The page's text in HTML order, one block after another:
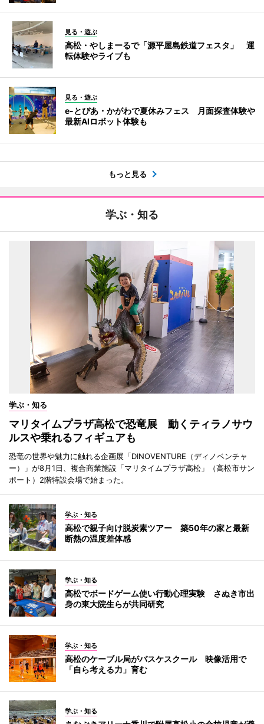
見る・遊ぶ
高松・やしまーるで「源平屋島鉄道フェスタ」 運
転体験やライブも
見る・遊ぶ
e-とぴあ・かがわで夏休みフェス 月面探査体験や
最新AIロボット体験も
もっと見る
学ぶ・知る
学ぶ・知る
マリタイムプラザ高松で恐竜展 動くティラノサウ
ルスや乗れるフィギュアも
恐竜の世界や魅力に触れる企画展「DINOVENTURE（ディノベンチャ
ー）」が8月1日、複合商業施設「マリタイムプラザ高松」（高松市サン
ポート）2階特設会場で始まった。
学ぶ・知る
高松で親子向け脱炭素ツアー 築50年の家と最新
断熱の温度差体感
学ぶ・知る
高松でボードゲーム使い行動心理実験 さぬき市出
身の東大院生らが共同研究
学ぶ・知る
高松のケーブル局がバスケスクール 映像活用で
「自ら考える力」育む
学ぶ・知る